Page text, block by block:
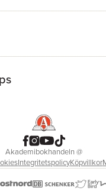
Akademibokhandeln@
IntegritetspolicyKöpvillkor